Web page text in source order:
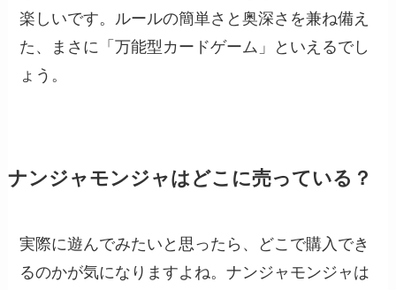
楽しいです。ルールの簡単さと奥深さを兼ね備え
た、まさに「万能型カードゲーム」といえるでし
ょう。
ナンジャモンジャはどこに売っている？
実際に遊んでみたいと思ったら、どこで購入でき
るのかが気になりますよね。ナンジャモンジャは